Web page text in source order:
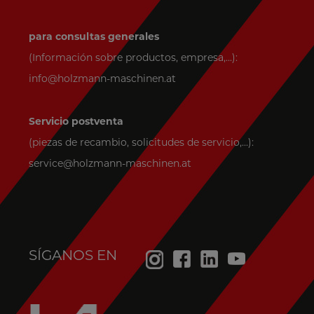
para consultas generales
(Información sobre productos, empresa,...):
info@holzmann-maschinen.at
Servicio postventa
(piezas de recambio, solicitudes de servicio,...):
service@holzmann-maschinen.at
SÍGANOS EN